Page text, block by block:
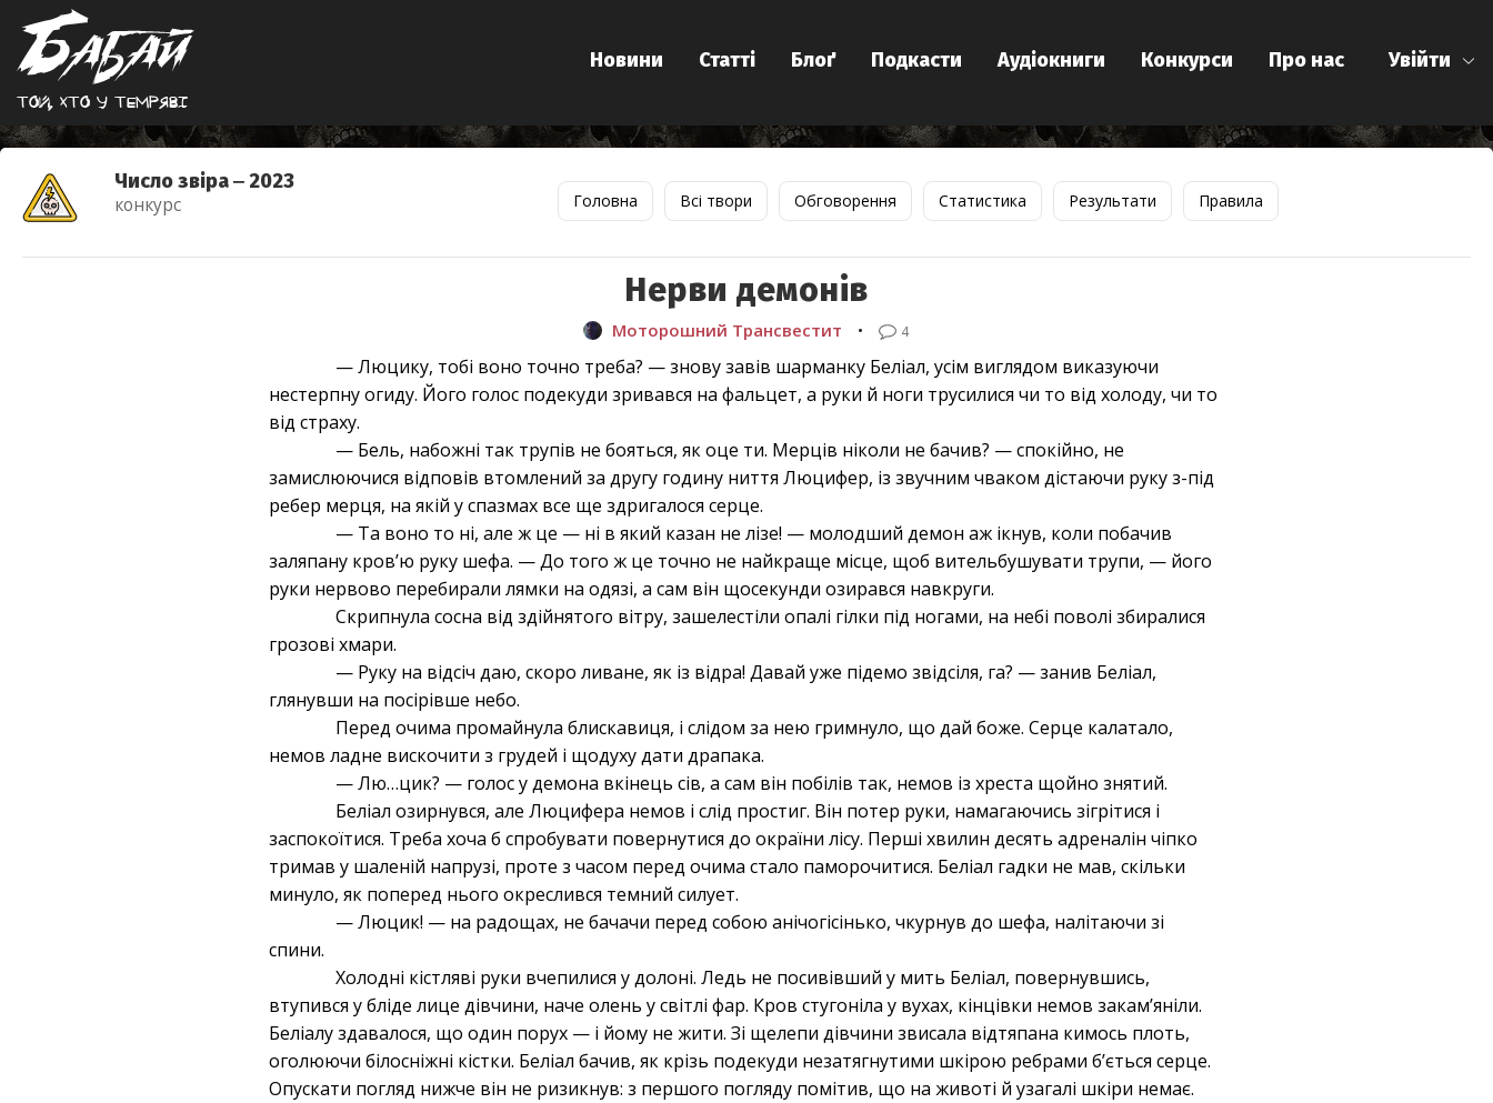
Той, хто у темрявi
Увійти
Новини Статті Блоґ Подкасти Аудіокниги Конкурси Про нас
Число звіра ‒ 2023
конкурс Головна Всі твори Обговорення Статистика Результати Правила
Нерви демонів
Моторошний Трансвестит • 4
— Люцику, тобі воно точно треба? — знову завів шарманку Беліал, усім виглядом виказуючи
нестерпну огиду. Його голос подекуди зривався на фальцет, а руки й ноги трусилися чи то від холоду, чи то
від страху.
— Бель, набожні так трупів не бояться, як оце ти. Мерців ніколи не бачив? — спокійно, не
замислюючися відповів втомлений за другу годину ниття Люцифер, із звучним чваком дістаючи руку з-під
ребер мерця, на якій у спазмах все ще здригалося серце.
— Та воно то ні, але ж це — ні в який казан не лізе! — молодший демон аж ікнув, коли побачив
заляпану кров’ю руку шефа. — До того ж це точно не найкраще місце, щоб вительбушувати трупи, — його
руки нервово перебирали лямки на одязі, а сам він щосекунди озирався навкруги.
Скрипнула сосна від здійнятого вітру, зашелестіли опалі гілки під ногами, на небі поволі збиралися
грозові хмари.
— Руку на відсіч даю, скоро ливане, як із відра! Давай уже підемо звідсіля, га? — занив Беліал,
глянувши на посірівше небо.
Перед очима промайнула блискавиця, і слідом за нею гримнуло, що дай боже. Серце калатало,
немов ладне вискочити з грудей і щодуху дати драпака.
— Лю…цик? — голос у демона вкінець сів, а сам він побілів так, немов із хреста щойно знятий.
Беліал озирнувся, але Люцифера немов і слід простиг. Він потер руки, намагаючись зігрітися і
заспокоїтися. Треба хоча б спробувати повернутися до окраїни лісу. Перші хвилин десять адреналін чіпко
тримав у шаленій напрузі, проте з часом перед очима стало паморочитися. Беліал гадки не мав, скільки
минуло, як поперед нього окреслився темний силует.
— Люцик! — на радощах, не бачачи перед собою анічогісінько, чкурнув до шефа, налітаючи зі
спини.
Холодні кістляві руки вчепилися у долоні. Ледь не посивівший у мить Беліал, повернувшись,
втупився у бліде лице дівчини, наче олень у світлі фар. Кров стугоніла у вухах, кінцівки немов закам’яніли.
Беліалу здавалося, що один порух — і йому не жити. Зі щелепи дівчини звисала відтяпана кимось плоть,
оголюючи білосніжні кістки. Беліал бачив, як крізь подекуди незатягнутими шкірою ребрами б’ється серце.
Опускати погляд нижче він не ризикнув: з першого погляду помітив, що на животі й узагалі шкіри немає.